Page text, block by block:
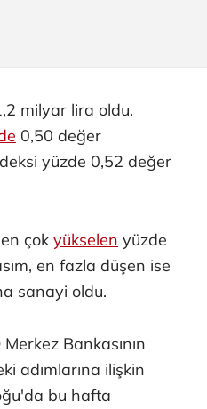
milyar lira oldu.
0,50 değer
yüzde 0,52 değer
çok yükselen yüzde
en fazla düşen ise
sanayi oldu.
Bankasının
adımlarına ilişkin
bu hafta